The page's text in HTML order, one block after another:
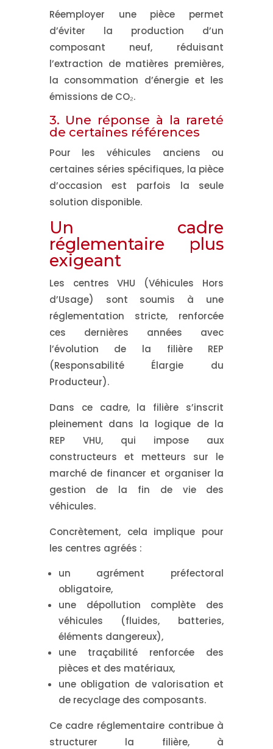
Réemployer une pièce permet
d’éviter la production d’un
composant neuf, réduisant
l’extraction de matières premières,
la consommation d’énergie et les
émissions de CO₂.
3. Une réponse à la rareté
de certaines références
Pour les véhicules anciens ou
certaines séries spécifiques, la pièce
d’occasion est parfois la seule
solution disponible.
Un cadre
réglementaire plus
exigeant
Les centres VHU (Véhicules Hors
d’Usage) sont soumis à une
réglementation stricte, renforcée
ces dernières années avec
l’évolution de la filière REP
(Responsabilité Élargie du
Producteur).
Dans ce cadre, la filière s’inscrit
pleinement dans la logique de la
REP VHU, qui impose aux
constructeurs et metteurs sur le
marché de financer et organiser la
gestion de la fin de vie des
véhicules.
Concrètement, cela implique pour
les centres agréés :
un agrément préfectoral
obligatoire,
une dépollution complète des
véhicules (fluides, batteries,
éléments dangereux),
une traçabilité renforcée des
pièces et des matériaux,
une obligation de valorisation et
de recyclage des composants.
Ce cadre réglementaire contribue à
structurer la filière, à